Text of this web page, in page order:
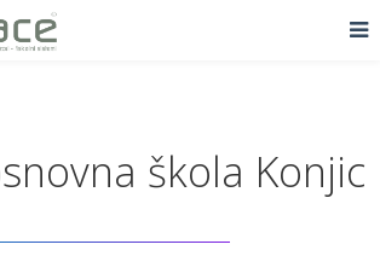
škola Konjic